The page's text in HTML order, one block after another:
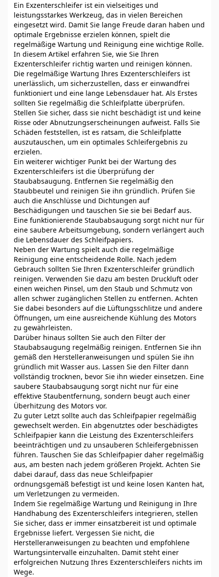
Ein Exzenterschleifer ist ein vielseitiges und
leistungsstarkes Werkzeug, das in vielen Bereichen
eingesetzt wird. Damit Sie lange Freude daran haben und
optimale Ergebnisse erzielen können, spielt die
regelmäßige Wartung und Reinigung eine wichtige Rolle.
In diesem Artikel erfahren Sie, wie Sie Ihren
Exzenterschleifer richtig warten und reinigen können.
Die regelmäßige Wartung Ihres Exzenterschleifers ist
unerlässlich, um sicherzustellen, dass er einwandfrei
funktioniert und eine lange Lebensdauer hat. Als Erstes
sollten Sie regelmäßig die Schleifplatte überprüfen.
Stellen Sie sicher, dass sie nicht beschädigt ist und keine
Risse oder Abnutzungserscheinungen aufweist. Falls Sie
Schäden feststellen, ist es ratsam, die Schleifplatte
auszutauschen, um ein optimales Schleifergebnis zu
erzielen.
Ein weiterer wichtiger Punkt bei der Wartung des
Exzenterschleifers ist die Überprüfung der
Staubabsaugung. Entfernen Sie regelmäßig den
Staubbeutel und reinigen Sie ihn gründlich. Prüfen Sie
auch die Anschlüsse und Dichtungen auf
Beschädigungen und tauschen Sie sie bei Bedarf aus.
Eine funktionierende Staubabsaugung sorgt nicht nur für
eine saubere Arbeitsumgebung, sondern verlängert auch
die Lebensdauer des Schleifpapiers.
Neben der Wartung spielt auch die regelmäßige
Reinigung eine entscheidende Rolle. Nach jedem
Gebrauch sollten Sie Ihren Exzenterschleifer gründlich
reinigen. Verwenden Sie dazu am besten Druckluft oder
einen weichen Pinsel, um den Staub und Schmutz von
allen schwer zugänglichen Stellen zu entfernen. Achten
Sie dabei besonders auf die Lüftungsschlitze und andere
Öffnungen, um eine ausreichende Kühlung des Motors
zu gewährleisten.
Darüber hinaus sollten Sie auch den Filter der
Staubabsaugung regelmäßig reinigen. Entfernen Sie ihn
gemäß den Herstelleranweisungen und spülen Sie ihn
gründlich mit Wasser aus. Lassen Sie den Filter dann
vollständig trocknen, bevor Sie ihn wieder einsetzen. Eine
saubere Staubabsaugung sorgt nicht nur für eine
effektive Staubentfernung, sondern beugt auch einer
Überhitzung des Motors vor.
Zu guter Letzt sollte auch das Schleifpapier regelmäßig
gewechselt werden. Ein abgenutztes oder beschädigtes
Schleifpapier kann die Leistung des Exzenterschleifers
beeinträchtigen und zu unsauberen Schleifergebnissen
führen. Tauschen Sie das Schleifpapier daher regelmäßig
aus, am besten nach jedem größeren Projekt. Achten Sie
dabei darauf, dass das neue Schleifpapier
ordnungsgemäß befestigt ist und keine losen Kanten hat,
um Verletzungen zu vermeiden.
Indem Sie regelmäßige Wartung und Reinigung in Ihre
Handhabung des Exzenterschleifers integrieren, stellen
Sie sicher, dass er immer einsatzbereit ist und optimale
Ergebnisse liefert. Vergessen Sie nicht, die
Herstelleranweisungen zu beachten und empfohlene
Wartungsintervalle einzuhalten. Damit steht einer
erfolgreichen Nutzung Ihres Exzenterschleifers nichts im
Wege.